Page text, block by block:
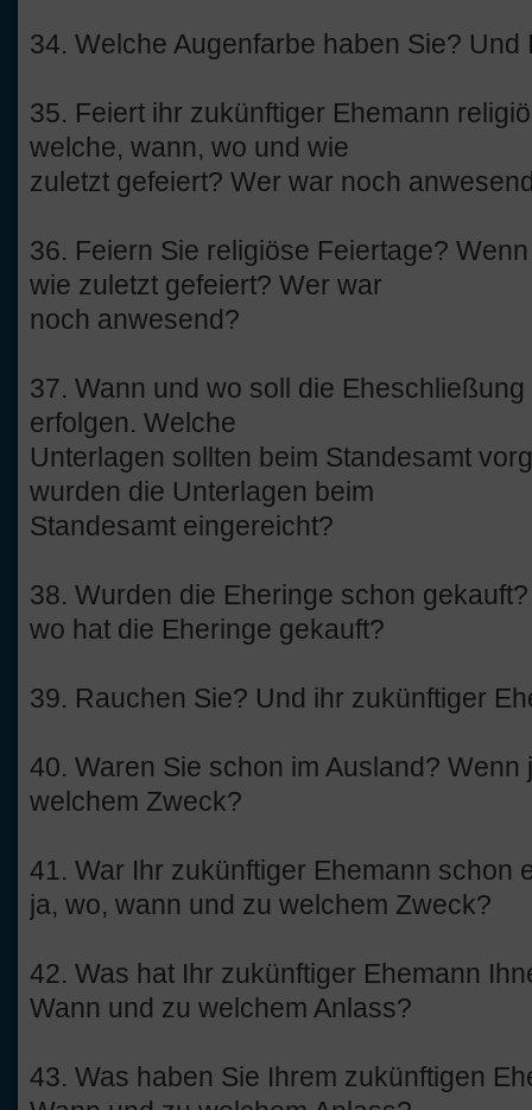
34. Welche Augenfarbe haben Sie?
35. Feiert ihr zukünftiger Ehemann
welche, wann, wo und wie
zuletzt gefeiert? Wer war noch
36. Feiern Sie religiöse Feiertage?
wie zuletzt gefeiert? Wer war
noch anwesend?
37. Wann und wo soll die
erfolgen. Welche
Unterlagen sollten beim Standesamt
wurden die Unterlagen beim
Standesamt eingereicht?
38. Wurden die Eheringe schon
wo hat die Eheringe gekauft?
39. Rauchen Sie? Und ihr zukünftiger
40. Waren Sie schon im Ausland? Wenn
welchem Zweck?
41. War Ihr zukünftiger Ehemann schon
ja, wo, wann und zu welchem Zweck?
42. Was hat Ihr zukünftiger Ehemann
Wann und zu welchem Anlass?
43. Was haben Sie Ihrem zukünftigen